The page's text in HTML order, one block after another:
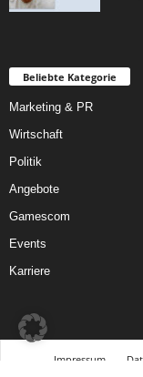
Beliebte Kategorie
Marketing & PR
Wirtschaft
Politik
Angebote
Gamescom
Events
Karriere
Impressum